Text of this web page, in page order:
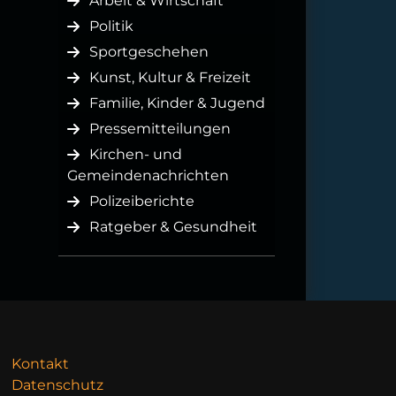
Politik
Sportgeschehen
Kunst, Kultur & Freizeit
Familie, Kinder & Jugend
Pressemitteilungen
Kirchen- und
Gemeindenachrichten
Polizeiberichte
Ratgeber & Gesundheit
Kontakt
Datenschutz